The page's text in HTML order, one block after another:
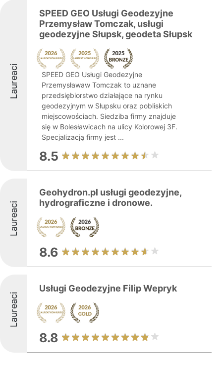
Laureaci
SPEED GEO Usługi Geodezyjne
Przemysław Tomczak, usługi
geodezyjne Słupsk, geodeta Słupsk
SPEED GEO Usługi Geodezyjne
Przemysławaw Tomczak to uznane
przedsiębiorstwo działające na rynku
geodezyjnym w Słupsku oraz pobliskich
miejscowościach. Siedziba firmy znajduje
się w Bolesławicach na ulicy Kolorowej 3F.
Specjalizacją firmy jest ...
8.5
Laureaci
Geohydron.pl usługi geodezyjne,
hydrograficzne i dronowe.
8.6
Laureaci
Usługi Geodezyjne Filip Wepryk
8.8